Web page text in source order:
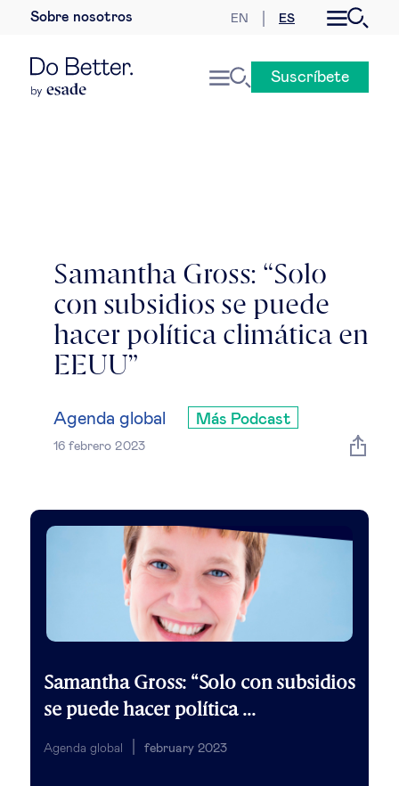
Sobre nosotros EN ES
Economía internacional
Empresa
Derecho empresarial
Estrategia & modelos de negocio
Liderazgo
Mujeres & negocios
Innovación y tecnología
transformación digital
Datos & ciencias del comportamiento
Suscríbete
Samantha Gross: “Solo
con subsidios se puede
hacer política climática en
EEUU”
Agenda global Más Podcast
16 febrero 2023
Samantha Gross: “Solo con subsidios
se puede hacer política ...
Agenda global february 2023